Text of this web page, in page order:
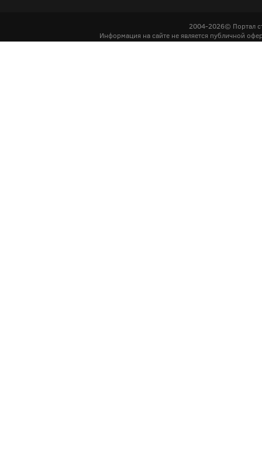
2004-2026© Портал
Информация на сайте не является публичной